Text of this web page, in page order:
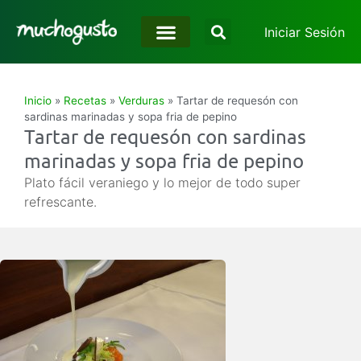
Iniciar Sesión
Inicio » Recetas » Verduras » Tartar de requesón con
sardinas marinadas y sopa fria de pepino
Tartar de requesón con sardinas
marinadas y sopa fria de pepino
Plato fácil veraniego y lo mejor de todo super
refrescante.